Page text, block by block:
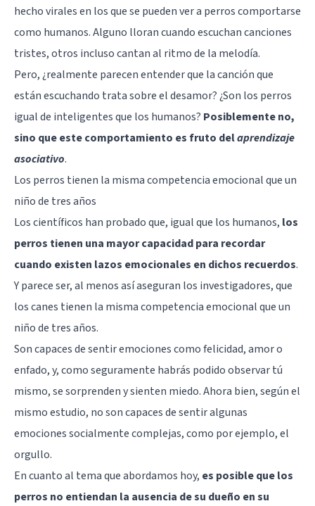
hecho virales en los que se pueden ver a perros comportarse
como humanos. Alguno lloran cuando escuchan canciones
tristes, otros incluso cantan al ritmo de la melodía.
Pero, ¿realmente parecen entender que la canción que
están escuchando trata sobre eldesamor? ¿Son los perros
igual de inteligentes que los humanos? Posiblemente no,
sino que este comportamiento es fruto delaprendizaje
asociativo.
Los perros tienen la misma competencia emocional que un
niño de tres años
Los científicos han probado que, igual que los humanos, los
perros tienen una mayor capacidad para recordar
cuando existen lazos emocionales en dichos recuerdos.
Y parece ser, al menos así aseguran los investigadores, que
los canes tienen la misma competencia emocional que un
niño de tres años.
Son capaces de sentir emociones como felicidad, amor o
enfado, y, como seguramente habrás podido observar tú
mismo, se sorprenden y sienten miedo. Ahora bien, según el
mismo estudio, no son capaces de sentir algunas
emociones socialmente complejas, como por ejemplo, el
orgullo.
En cuanto al tema que abordamos hoy, es posible que los
perros no entiendan la ausencia de su dueño en su